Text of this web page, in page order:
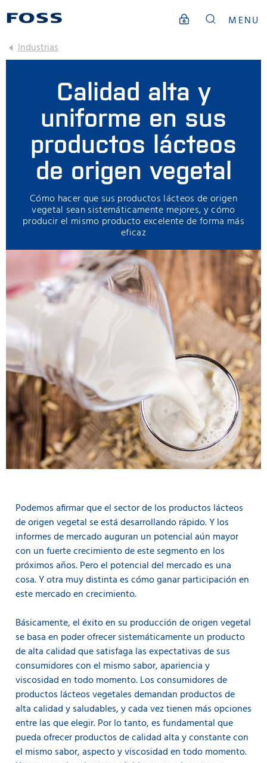
MENU
Industrias
Calidad alta y
uniforme en sus
productos lácteos
de origen vegetal
Cómo hacer que sus productos lácteos de origen
vegetal sean sistemáticamente mejores, y cómo
producir el mismo producto excelente de forma más
eficaz
Podemos afirmar que el sector de los productos lácteos
de origen vegetal se está desarrollando rápido. Y los
informes de mercado auguran un potencial aún mayor
con un fuerte crecimiento de este segmento en los
próximos años. Pero el potencial del mercado es una
cosa. Y otra muy distinta es cómo ganar participación en
este mercado en crecimiento.
Básicamente, el éxito en su producción de origen vegetal
se basa en poder ofrecer sistemáticamente un producto
de alta calidad que satisfaga las expectativas de sus
consumidores con el mismo sabor, apariencia y
viscosidad en todo momento. Los consumidores de
productos lácteos vegetales demandan productos de
alta calidad y saludables, y cada vez tienen más opciones
entre las que elegir. Por lo tanto, es fundamental que
pueda ofrecer productos de calidad alta y constante con
el mismo sabor, aspecto y viscosidad en todo momento.